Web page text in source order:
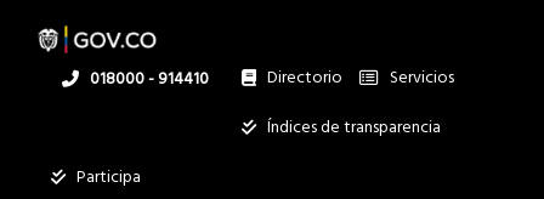
contenido
Linea
018000 - 914410 Directorio
Institucional
Servicios
Índices de transparencia
Participa
registros